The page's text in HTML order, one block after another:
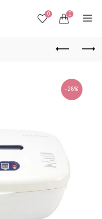
0 0
-28%